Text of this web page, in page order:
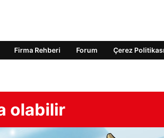
Firma Rehberi Forum Çerez Politikası
olabilir